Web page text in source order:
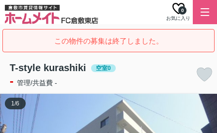
お気に入り
0
この物件の募集は終了しました。
T-style kurashiki 空室0
- 管理/共益費 -
1/6